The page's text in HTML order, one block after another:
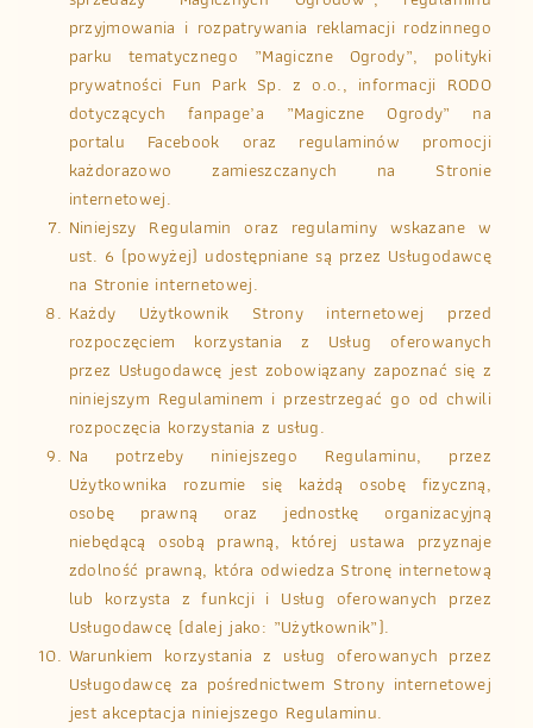
przyjmowania i rozpatrywania reklamacji rodzinnego
parku tematycznego „Magiczne Ogrody”, polityki
prywatności Fun Park Sp. z o.o., informacji RODO
dotyczących fanpage’a „Magiczne Ogrody” na
portalu Facebook oraz regulaminów promocji
każdorazowo zamieszczanych na Stronie
internetowej.
Niniejszy Regulamin oraz regulaminy wskazane w
ust. 6 (powyżej) udostępniane są przez Usługodawcę
na Stronie internetowej.
Każdy Użytkownik Strony internetowej przed
rozpoczęciem korzystania z Usług oferowanych
przez Usługodawcę jest zobowiązany zapoznać się z
niniejszym Regulaminem i przestrzegać go od chwili
rozpoczęcia korzystania z usług.
Na potrzeby niniejszego Regulaminu, przez
Użytkownika rozumie się każdą osobę fizyczną,
osobę prawną oraz jednostkę organizacyjną
niebędącą osobą prawną, której ustawa przyznaje
zdolność prawną, która odwiedza Stronę internetową
lub korzysta z funkcji i Usług oferowanych przez
Usługodawcę (dalej jako: „Użytkownik”).
Warunkiem korzystania z usług oferowanych przez
Usługodawcę za pośrednictwem Strony internetowej
jest akceptacja niniejszego Regulaminu.